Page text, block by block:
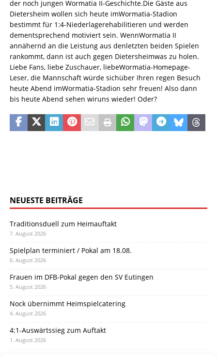
der noch jungen Wormatia II-Geschichte.Die Gäste aus
Dietersheim wollen sich heute imWormatia-Stadion
bestimmt für 1:4-Niederlagerehabilitieren und werden
dementsprechend motiviert sein. WennWormatia II
annähernd an die Leistung aus denletzten beiden Spielen
rankommt, dann ist auch gegen Dietersheimwas zu holen.
Liebe Fans, liebe Zuschauer, liebeWormatia-Homepage-
Leser, die Mannschaft würde sichüber Ihren regen Besuch
heute Abend imWormatia-Stadion sehr freuen! Also dann
bis heute Abend sehen wiruns wieder! Oder?
NEUESTE BEITRÄGE
Traditionsduell zum Heimauftakt
7. August 2026
Spielplan terminiert / Pokal am 18.08.
6. August 2026
Frauen im DFB-Pokal gegen den SV Eutingen
5. August 2026
Nock übernimmt Heimspielcatering
4. August 2026
4:1-Auswärtssieg zum Auftakt
1. August 2026